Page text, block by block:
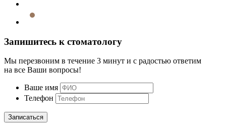
Запишитесь к стоматологу
Мы перезвоним в течение 3 минут и с радостью ответим
на все Ваши вопросы!
Ваше имя
Телефон
Записаться